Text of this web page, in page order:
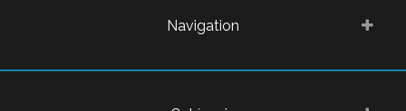
Navigation